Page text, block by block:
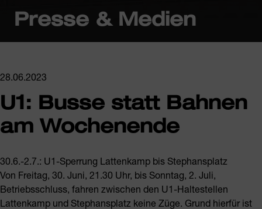
Presse & Medien
28.06.2023
U1: Busse statt Bahnen
am Wochenende
30.6.-2.7.: U1-Sperrung Lattenkamp bis Stephansplatz
Von Freitag, 30. Juni, 21.30 Uhr, bis Sonntag, 2. Juli,
Betriebsschluss, fahren zwischen den U1-Haltestellen
Lattenkamp und Stephansplatz keine Züge. Grund hierfür ist